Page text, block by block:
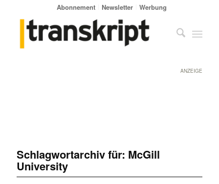
Abonnement Newsletter Werbung
ANZEIGE
Schlagwortarchiv für: McGill
University